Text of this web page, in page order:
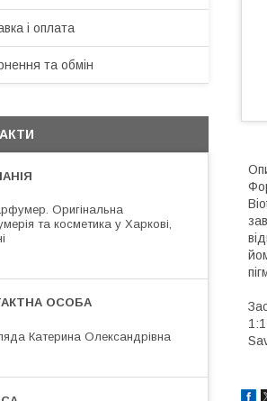
і оплата
та обмін
Оригінальна
та косметика у Харкові,
Катерина Олександрівна